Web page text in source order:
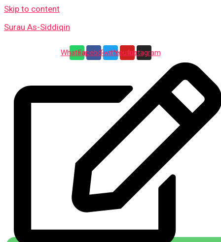
Skip to content
Surau As-Siddiqin
WhatsappFacebookTwitterYoutubeInstagram